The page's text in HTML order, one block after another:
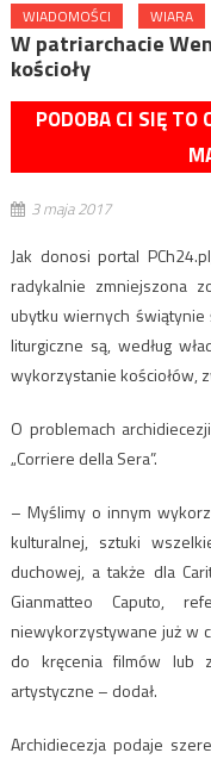
WIADOMOŚCI WIARA
W patriarchacie
kościoły
PODOBA CI SIĘ TO
3 maja 2017
Jak donosi portal
radykalnie zmniejszona
ubytku wiernych świątynie
liturgiczne są, według
wykorzystanie kościołów,
O problemach
„Corriere della Sera”.
– Myślimy o innym
kulturalnej, sztuki
duchowej, a także dla
Gianmatteo Caputo,
niewykorzystywane już w
do kręcenia filmów lub
artystyczne – dodał.
Archidiecezja podaje